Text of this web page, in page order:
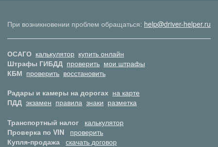
При возникновении проблем обращаться: help@driver-helper.ru
ОСАГО калькулятор купить онлайн
Штрафы ГИБДД проверить мои штрафы
КБМ проверить восстановить
Радары и камеры на дорогах на карте
ПДД экзамен правила знаки разметка
Транспортный налог
калькулятор
Проверка по VIN
проверить
Купля-продажа скачать договор